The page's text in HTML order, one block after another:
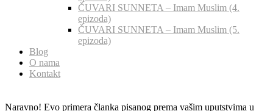
ČUVARI SUNNETA – Imam Muslim (4.
epizoda)
ČUVARI SUNNETA – Imam Muslim (5.
epizoda)
Blog
O nama
Kontakt
Naravno! Evo primera članka pisanog prema vašim uputstvima u